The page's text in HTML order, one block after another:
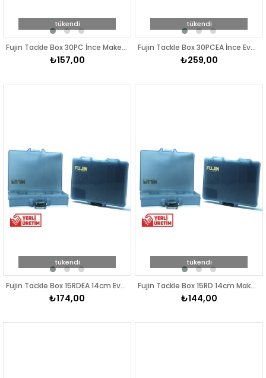
tükendi
Fujin Tackle Box 30PC İnce Maket Balık Kutusu Siyah
₺157,00
tükendi
Fujin Tackle Box 30PCEA İnce Evalı Maket Balık Kutusu Siyah
₺259,00
tükendi
Fujin Tackle Box 15RDEA 14cm Evalı Jig Head Kutusu Gri
₺174,00
tükendi
Fujin Tackle Box 15RD 14cm Maket Balık Kutusu Gri
₺144,00